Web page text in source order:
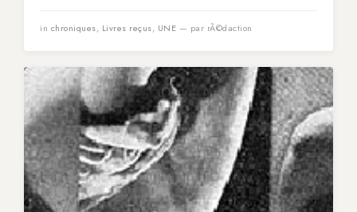
in chroniques, Livres reçus, UNE — par rÃ©daction